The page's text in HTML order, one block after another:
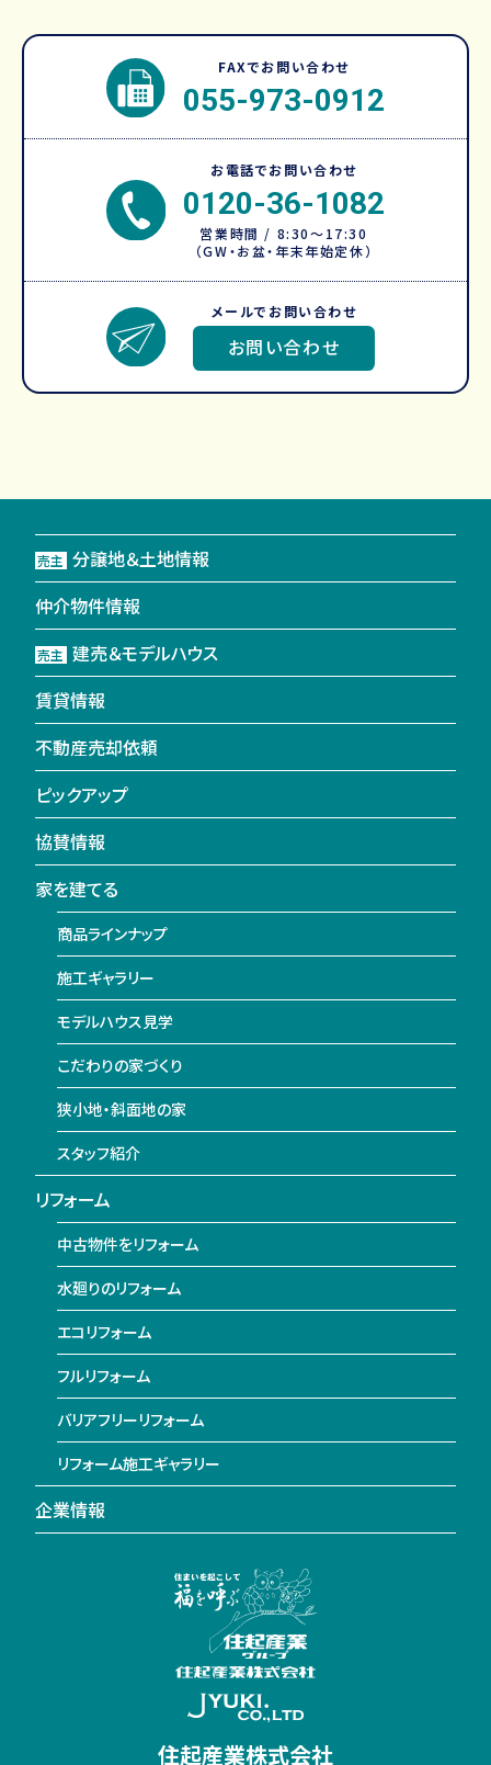
FAXでお問い合わせ
055-973-0912
お電話でお問い合わせ
0120-36-1082
営業時間 / 8:30～17:30
（GW・お盆・年末年始定休）
メールでお問い合わせ
お問い合わせ
売主 分譲地＆土地情報
仲介物件情報
売主 建売＆モデルハウス
賃貸情報
不動産売却依頼
ピックアップ
協賛情報
家を建てる
商品ラインナップ
施工ギャラリー
モデルハウス見学
こだわりの家づくり
狭小地・斜面地の家
スタッフ紹介
リフォーム
中古物件をリフォーム
水廻りのリフォーム
エコリフォーム
フルリフォーム
バリアフリーリフォーム
リフォーム施工ギャラリー
企業情報
住起産業株式会社